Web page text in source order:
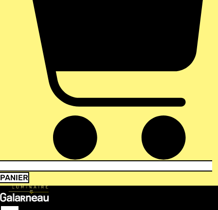
PANIER